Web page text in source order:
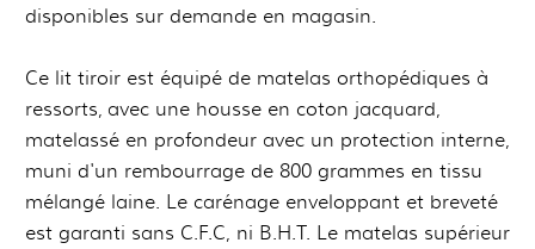
disponibles sur demande en magasin.
Ce lit tiroir est équipé de matelas orthopédiques à
ressorts, avec une housse en coton jacquard,
matelassé en profondeur avec un protection interne,
muni d'un rembourrage de 800 grammes en tissu
mélangé laine. Le carénage enveloppant et breveté
est garanti sans C.F.C, ni B.H.T. Le matelas supérieur